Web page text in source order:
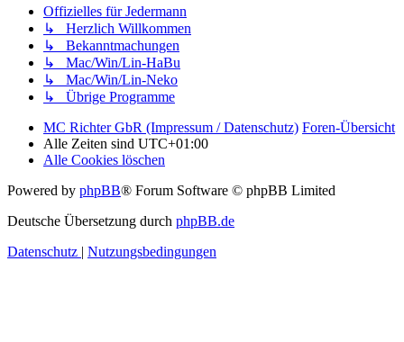
Offizielles für Jedermann
↳ Herzlich Willkommen
↳ Bekanntmachungen
↳ Mac/Win/Lin-HaBu
↳ Mac/Win/Lin-Neko
↳ Übrige Programme
MC Richter GbR (Impressum / Datenschutz) Foren-Übersicht
Alle Zeiten sind UTC+01:00
Alle Cookies löschen
Powered by phpBB® Forum Software © phpBB Limited
Deutsche Übersetzung durch phpBB.de
Datenschutz
Nutzungsbedingungen